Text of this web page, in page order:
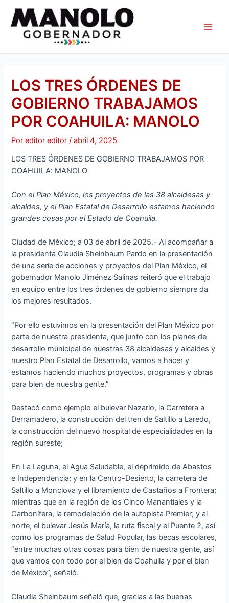
contenido
LOS TRES ÓRDENES DE
GOBIERNO TRABAJAMOS
POR COAHUILA: MANOLO
Poreditor editor/abril 4, 2025
LOS TRES ÓRDENES DE GOBIERNO TRABAJAMOS POR
COAHUILA: MANOLO
Con el Plan México, los proyectos de las 38 alcaldesas y
alcaldes, y el Plan Estatal de Desarrollo estamos haciendo
grandes cosas por el Estado de Coahuila.
Ciudad de México; a 03 de abril de 2025.- Al acompañar a
la presidenta Claudia Sheinbaum Pardo en la presentación
de una serie de acciones y proyectos del Plan México, el
gobernador Manolo Jiménez Salinas reiteró que el trabajo
en equipo entre los tres órdenes de gobierno siempre da
los mejores resultados.
“Por ello estuvimos en la presentación del Plan México por
parte de nuestra presidenta, que junto con los planes de
desarrollo municipal de nuestras 38 alcaldesas y alcaldes y
nuestro Plan Estatal de Desarrollo, vamos a hacer y
estamos haciendo muchos proyectos, programas y obras
para bien de nuestra gente.”
Destacó como ejemplo el bulevar Nazario, la Carretera a
Derramadero, la construcción del tren de Saltillo a Laredo,
la construcción del nuevo hospital de especialidades en la
región sureste;
En La Laguna, el Agua Saludable, el deprimido de Abastos
e Independencia; y en la Centro-Desierto, la carretera de
Saltillo a Monclova y el libramiento de Castaños a Frontera;
mientras que en la región de los Cinco Manantiales y la
Carbonífera, la remodelación de la autopista Premier; y al
norte, el bulevar Jesús María, la ruta fiscal y el Puente 2, así
como los programas de Salud Popular, las becas escolares,
“entre muchas otras cosas para bien de nuestra gente, así
que vamos con todo por el bien de Coahuila y por el bien
de México”, señaló.
Claudia Sheinbaum señaló que, gracias a las buenas
de
entradas